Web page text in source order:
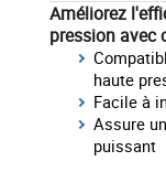
Améliorez
pression avec
haute
Facile à
Assure
puissant